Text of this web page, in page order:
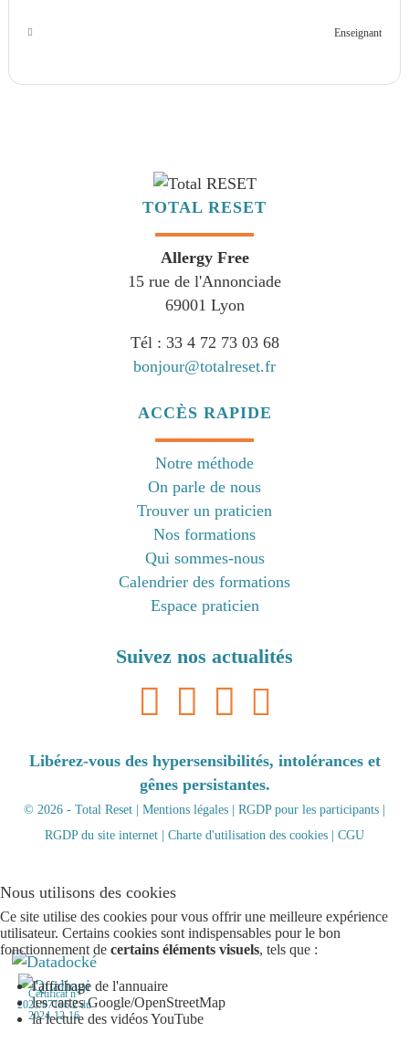
Enseignant
TOTAL RESET
Allergy Free
15 rue de l'Annonciade
69001 Lyon
Tél : 33 4 72 73 03 68
bonjour@totalreset.fr
ACCÈS RAPIDE
Notre méthode
On parle de nous
Trouver un praticien
Nos formations
Qui sommes-nous
Calendrier des formations
Espace praticien
Suivez nos actualités
Libérez-vous des hypersensibilités, intolérances et
gênes persistantes.
© 2026 - Total Reset | Mentions légales RGDP pour les participants
RGDP du site internet
Charte d'utilisation des cookies CGU
Certificat n°
2021/97196.2 du
2024-12-16
Nous utilisons des cookies
Ce site utilise des cookies pour vous offrir une meilleure expérience
utilisateur. Certains cookies sont indispensables pour le bon
fonctionnement de certains éléments visuels, tels que :
l'affichage de l'annuaire
les cartes Google/OpenStreetMap
la lecture des vidéos YouTube